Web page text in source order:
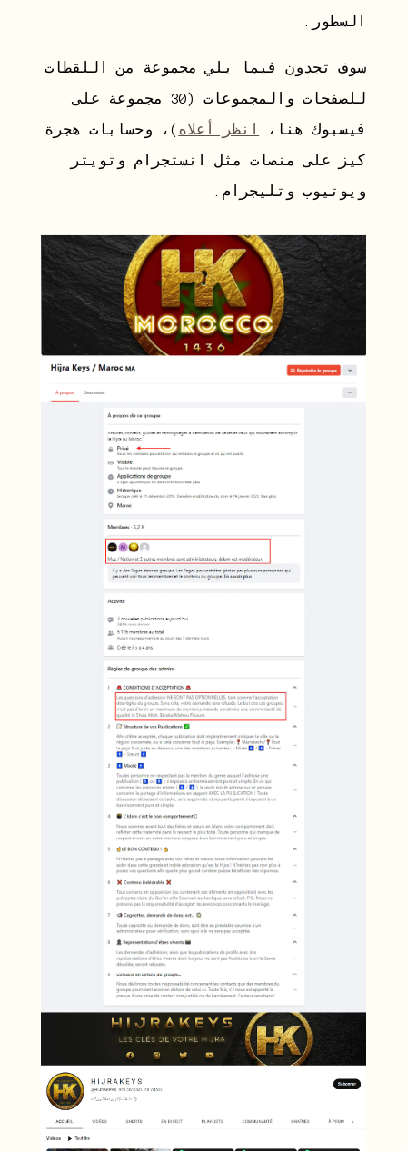
السطور.
سوف تجدون فيما يلي مجموعة من اللقطات
للصفحات والمجموعات (30 مجموعة على
فيسبوك هنا،
انظر أعلاه )، وحسابات هجرة
كيز على منصات مثل انستجرام وتويتر
ويوتيوب وتليجرام.